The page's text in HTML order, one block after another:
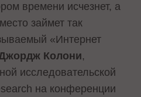
времени исчезнет, а
займет так
«Интернет
Колони,
исследовательской
на конференции